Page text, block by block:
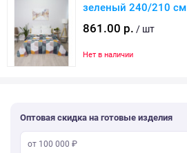
зеленый 240/210 см
861.00 р. / шт
Нет в наличии
Оптовая скидка на готовые изделия
от 100 000 ₽